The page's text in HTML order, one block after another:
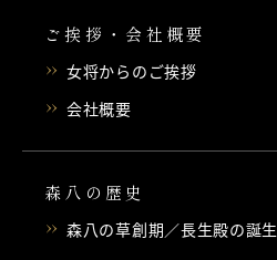
ご挨拶・会社概要
女将からのご挨拶
会社概要
森八の歴史
森八の草創期／長生殿の誕生